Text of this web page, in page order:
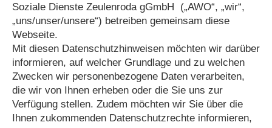
Soziale Dienste Zeulenroda gGmbH
(„AWO“, „wir“,
„uns/unser/unsere“) betreiben gemeinsam diese
Webseite.
Mit diesen Datenschutzhinweisen möchten wir darüber
informieren, auf welcher Grundlage und zu welchen
Zwecken wir personenbezogene Daten verarbeiten,
die wir von Ihnen erheben oder die Sie uns zur
Verfügung stellen. Zudem möchten wir Sie über die
Ihnen zukommenden Datenschutzrechte informieren,